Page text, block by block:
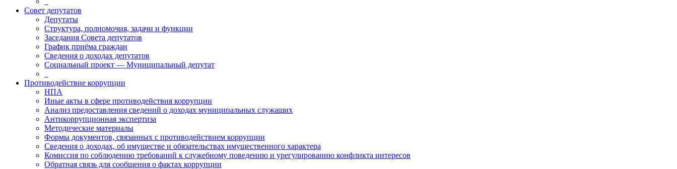
Совет депутатов
Депутаты
Структура, полномочия, задачи и функции
Заседания Совета депутатов
График приёма граждан
Сведения о доходах депутатов
Социальный проект — Муниципальный депутат
Противодействие коррупции
НПА
Иные акты в сфере противодействия коррупции
Анализ предоставления сведений о доходах муниципальных служащих
Антикоррупционная экспертиза
Методические материалы
Формы документов, связанных с противодействием коррупции
Сведения о доходах, об имуществе и обязательствах имущественного характера
Комиссия по соблюдению требований к служебному поведению и урегулированию конфликта интересов
Обратная связь для сообщения о фактах коррупции